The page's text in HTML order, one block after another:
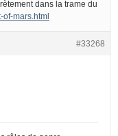
dans la trame du
of-mars.html
#33268